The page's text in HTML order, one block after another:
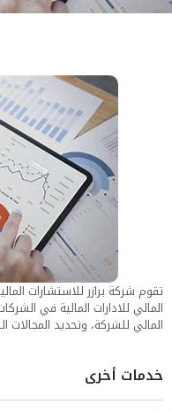
خدمات أخرى
تقوم شركة برازر للاستشارات
المالي للادارات المالية في
المالي للشركة، وتحديد